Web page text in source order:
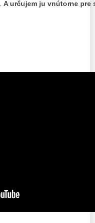
A určujem ju vnútorne pre